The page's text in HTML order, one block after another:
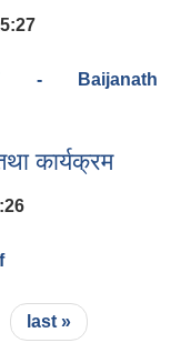
- Baijanath
०८२ को वार्षिक विकास
कार्यक्रम
last »